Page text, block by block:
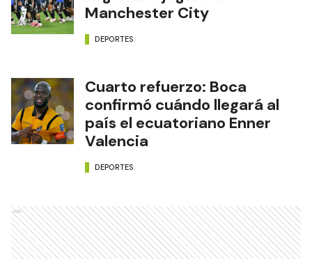
Manchester City
DEPORTES
Cuarto refuerzo: Boca
confirmó cuándo llegará al
país el ecuatoriano Enner
Valencia
DEPORTES
Ads